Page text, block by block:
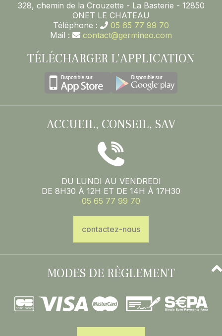
328, chemin de la Crouzette - La Basterie - 12850
ONET LE CHATEAU
Téléphone :
05 65 77 99 70
Mail :
contact@germineo.com
TÉLÉCHARGER L’APPLICATION
ACCUEIL, CONSEIL, SAV
DU LUNDI AU VENDREDI
DE 8H30 À 12H ET DE 14H À 17H30
05 65 77 99 70
contactez-nous
MODES DE RÈGLEMENT